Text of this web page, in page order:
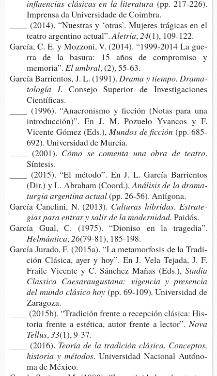
influen­cias clá­si­cas en la literatura (pp. 217-​226).
Impren­sa da Uni­ver­si­da­de de Coimbra.
____ (2014). “Nues­tras y ‘otras’. Muje­res trá­gi­cas en el
tea­tro argen­tino actual”.Aletria,24(1), 109-122.
Gar­cía, C. E. y Moz­zo­ni, V. (2014). “1999-​2014 La gue­
rra de la basu­ra: 15 años de com­pro­mi­so y
memoria”.El umbral, (2), 55-63.
Gar­cía Barrien­tos, J. L. (1991).Drama y tiem­po. Dra­ma­
to­lo­gía I. Con­se­jo Supe­rior de Inves­ti­ga­cio­nes
Científicas.
____ (1996). “Anacro­nis­mo y fic­ción (Notas para una
intro­duc­ción)”. En J. M. Pozue­lo Yvan­cos y F.
Vicen­te Gómez (Eds.),Mun­dos de ficción (pp. 685-​
692). Uni­ver­si­dad de Murcia.
____ (2001). Cómo se comen­ta una obra de teatro.
Síntesis.
____ (2015). “El méto­do”. En J. L. Gar­cía Barrien­tos
(Dir.) y L. Abraham (Coord.),Aná­li­sis de la dra­ma­
tur­gia argen­ti­na actual(pp. 26-56). Antígona.
Gar­cía Can­cli­ni, N. (2013). Cul­tu­ras híbri­das. Estra­te­
gias para entrar y salir de la modernidad. Paidós.
Gar­cía Gual, C. (1975). “Dio­ni­so en la tragedia”.
Helmántica,26(79-81), 185-198.
Gar­cía Jura­do, F. (2015a). “La meta­mor­fo­sis de la Tra­di­
ción Clá­si­ca, ayer y hoy”. En J. Vela Teja­da, J. F.
Frai­le Vicen­te y C. Sán­chez Mañas (Eds.), Stu­dia
Clas­si­ca Cae­sa­rau­gus­ta­na: vigen­cia y pre­sen­cia
del mundo clá­si­co hoy (pp. 69-109).Uni­ver­si­dad de
Zaragoza.
____ (2015b). “Tra­di­ción fren­te a recep­ción clá­si­ca: His­
to­ria fren­te a esté­ti­ca, autor fren­te a lector”.Nova
Tellus,33(1), 9-37.
____ (2016). Teo­ría de la tra­di­ción clá­si­ca. Con­cep­tos,
his­to­ria y métodos. Uni­ver­si­dad Nacio­nal Autó­no­
ma de México.